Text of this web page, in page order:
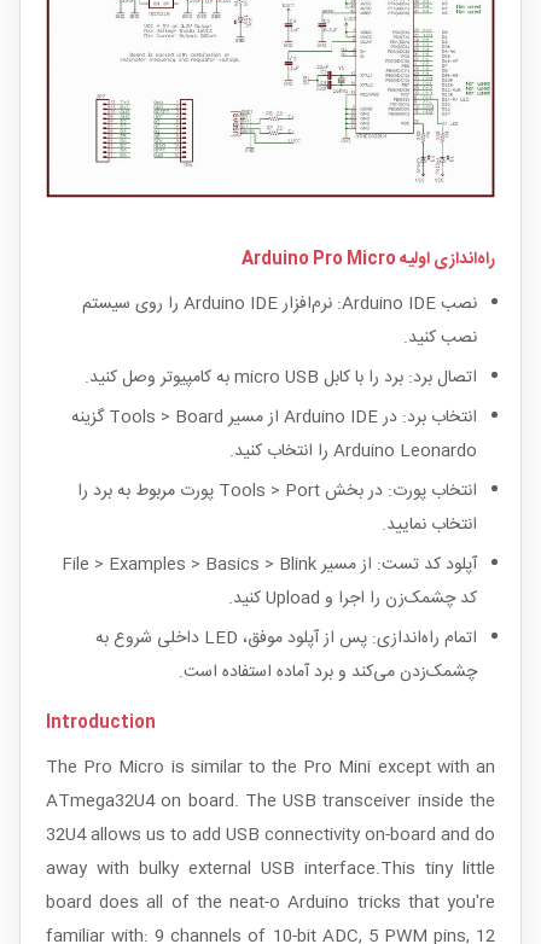
راه‌اندازی اولیه Arduino Pro Micro
نصب Arduino IDE: نرم‌افزار Arduino IDE را روی سیستم
نصب کنید.
اتصال برد: برد را با کابل micro USB به کامپیوتر وصل کنید.
انتخاب برد: در Arduino IDE از مسیر Tools > Board گزینه
Arduino Leonardo را انتخاب کنید.
انتخاب پورت: در بخش Tools > Port پورت مربوط به برد را
انتخاب نمایید.
آپلود کد تست: از مسیر File > Examples > Basics > Blink
کد چشمک‌زن را اجرا و Upload کنید.
اتمام راه‌اندازی: پس از آپلود موفق، LED داخلی شروع به
چشمک‌زدن می‌کند و برد آماده استفاده است.
Introduction
The Pro Micro is similar to the Pro Mini except with an
ATmega32U4 on board. The USB transceiver inside the
32U4 allows us to add USB connectivity on-board and do
away with bulky external USB interface.This tiny little
board does all of the neat-o Arduino tricks that you're
familiar with: 9 channels of 10-bit ADC, 5 PWM pins, 12